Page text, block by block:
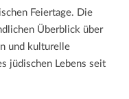
Feiertage. Die
Überblick über
und kulturelle
jüdischen Lebens seit